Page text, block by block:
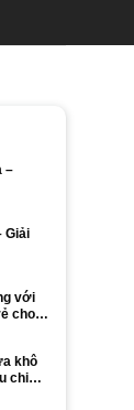
–
Giải
với
cho
khô
chi